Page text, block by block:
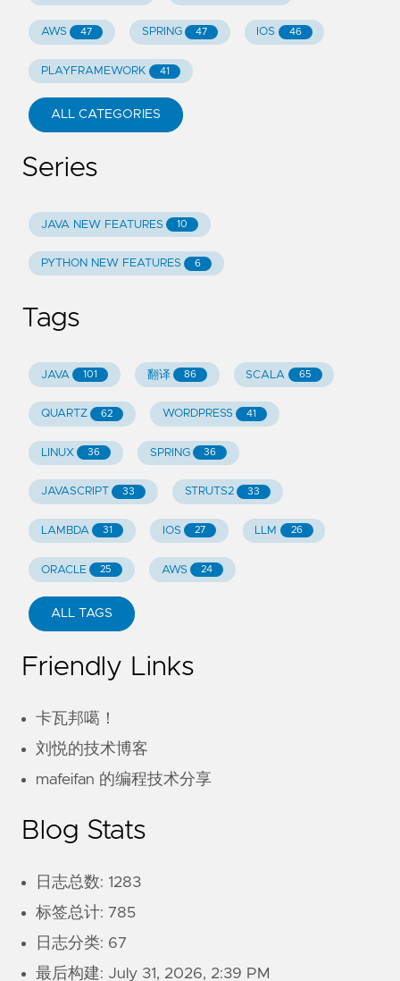
AWS 47 SPRING 47 IOS 46
PLAYFRAMEWORK 41
ALL CATEGORIES
Series
JAVA NEW FEATURES 10
PYTHON NEW FEATURES 6
Tags
JAVA 101 翻译 86 SCALA 65
QUARTZ 62 WORDPRESS 41
LINUX 36 SPRING 36
JAVASCRIPT 33 STRUTS2 33
LAMBDA 31 IOS 27 LLM 26
ORACLE 25 AWS 24
ALL TAGS
Friendly Links
卡瓦邦噶！
刘悦的技术博客
mafeifan 的编程技术分享
Blog Stats
日志总数: 1283
标签总计: 785
日志分类: 67
最后构建: July 31, 2026, 2:39 PM